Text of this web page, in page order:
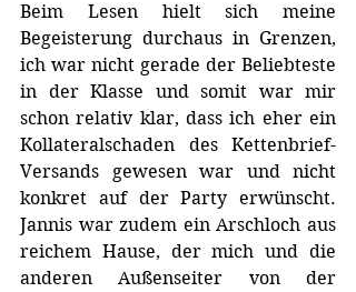
Beim Lesen hielt sich meine
Begeisterung durchaus in Grenzen,
ich war nicht gerade der Beliebteste
in der Klasse und somit war mir
schon relativ klar, dass ich eher ein
Kollateralschaden des Kettenbrief-
Versands gewesen war und nicht
konkret auf der Party erwünscht.
Jannis war zudem ein Arschloch aus
reichem Hause, der mich und die
anderen Außenseiter von der